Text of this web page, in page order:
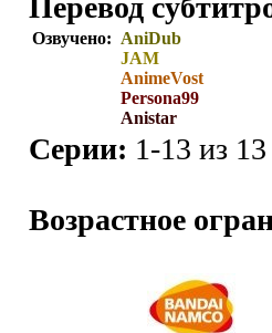
Перевод
Озвучено: AniDub
JAM
AnimeVost
Persona99
Anistar
Серии: 1-13 из
Возрастное